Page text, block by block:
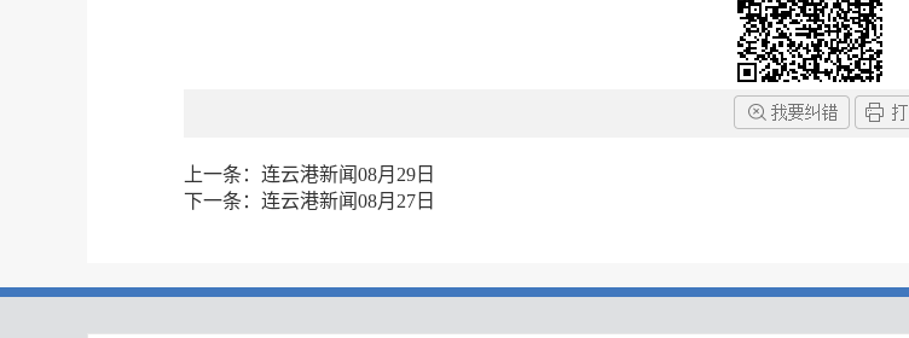
上一条： 连云港新闻08月29日
下一条： 连云港新闻08月27日